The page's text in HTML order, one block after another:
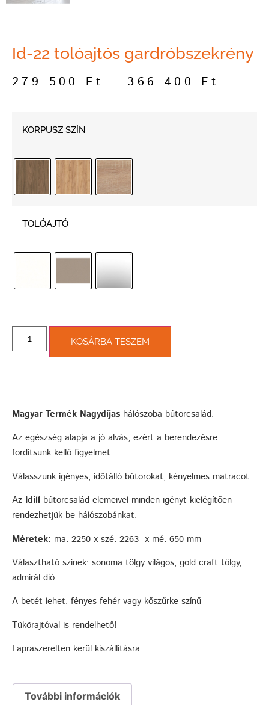
Id-22 tolóajtós gardróbszekrény
279 500 Ft – 366 400 Ft
KORPUSZ SZÍN
TOLÓAJTÓ
KOSÁRBA TESZEM
Magyar Termék Nagydíjas hálószoba bútorcsalád.
Az egészség alapja a jó alvás, ezért a berendezésre
fordítsunk kellő figyelmet.
Válasszunk igényes, időtálló bútorokat, kényelmes matracot.
Az Idill bútorcsalád elemeivel minden igényt kielégítően
rendezhetjük be hálószobánkat.
Méretek: ma: 2250 x szé: 2263 x mé: 650 mm
Választható színek: sonoma tölgy világos, gold craft tölgy,
admirál dió
A betét lehet: fényes fehér vagy kőszűrke színű
Tükörajtóval is rendelhető!
Lapraszerelten kerül kiszállításra.
További információk